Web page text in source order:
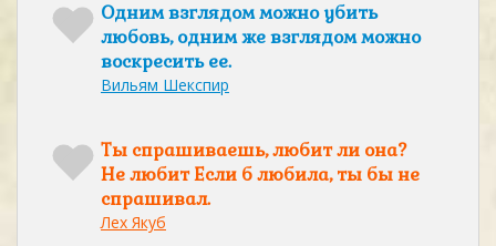
Одним взглядом можно убить
любовь, одним же взглядом можно
воскресить ее.
Вильям Шекспир
Ты спрашиваешь, любит ли она?
Не любит Если б любила, ты бы не
спрашивал.
Лех Якуб